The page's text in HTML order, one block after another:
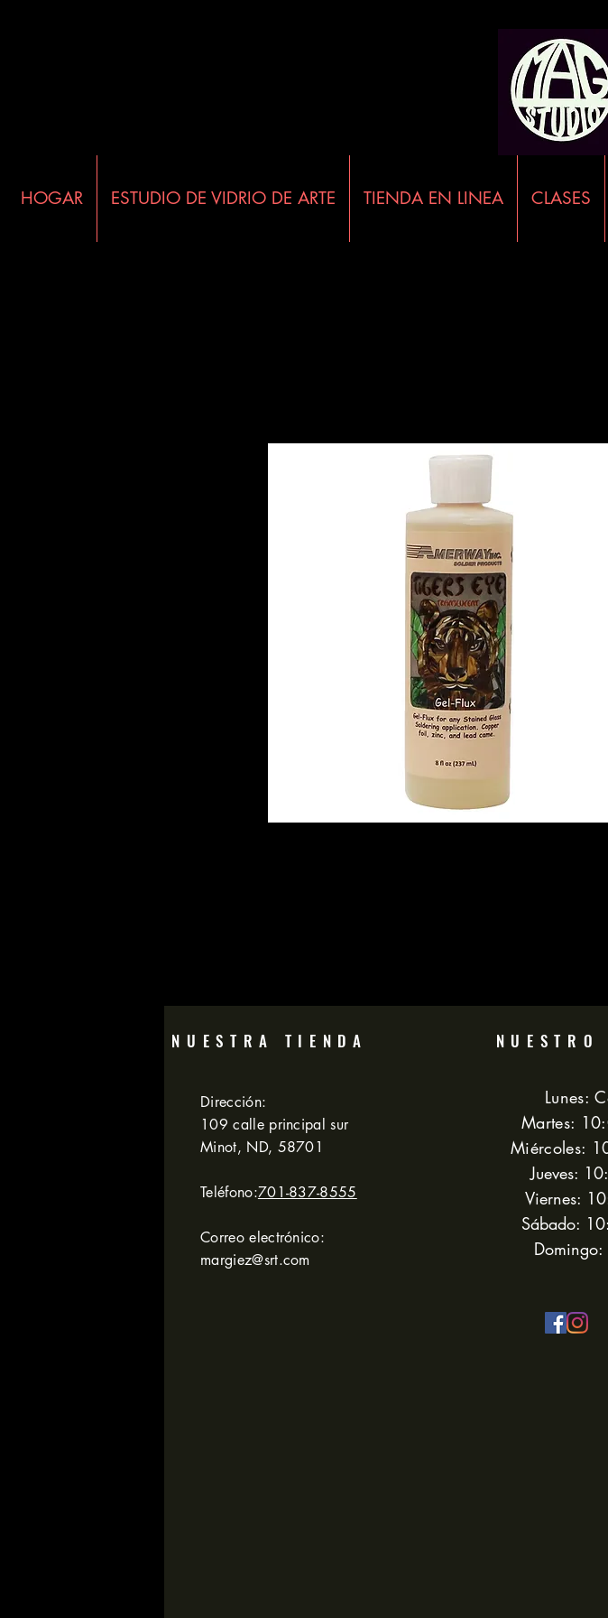
HOGAR ESTUDIO DE VIDRIO DE ARTE TIENDA EN LINEA CLASES
NUESTRA TIENDA
Dirección:
109 calle principal sur
Minot, ND, 58701
Teléfono:701-837-8555
Correo electrónico:
margiez@srt.com
Lunes:
Martes:
Miércoles:
Jueves:
Viernes:
Sábado: